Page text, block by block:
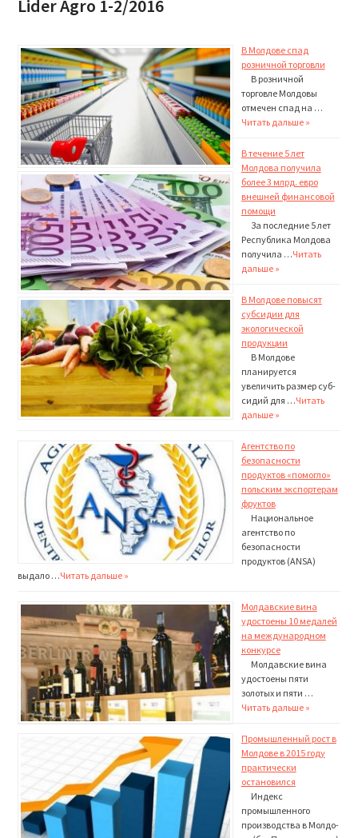
Lider Agro 1-2/2016
В Молдове спад
розничной торговли
В розничной
торговле Молдовы
отмечен спад на …
Читать дальше »
В течение 5 лет
Молдова получила
более 3 млрд. евро
внешней финансовой
помощи
За последние 5 лет
Респу­блика Молдова
получила …Читать
дальше »
В Молдове повысят
субсидии для
экологической
продукции
В Молдове
планируется
увеличить размер суб­
сидий для …Читать
дальше »
Агентство по
безопасности
продуктов «помогло»
польским экспортерам
фруктов
Национальное
агентство по
безопасности
продуктов (ANSA)
выдало …Читать дальше »
Молдавские вина
удостоены 10 медалей
на международном
конкурсе
Молдавские вина
удосто­ены пяти
золотых и пяти …
Читать дальше »
Промышленный рост в
Молдове в 2015 году
практически
остановился
Индекс
промышленного
производства в Молдо­